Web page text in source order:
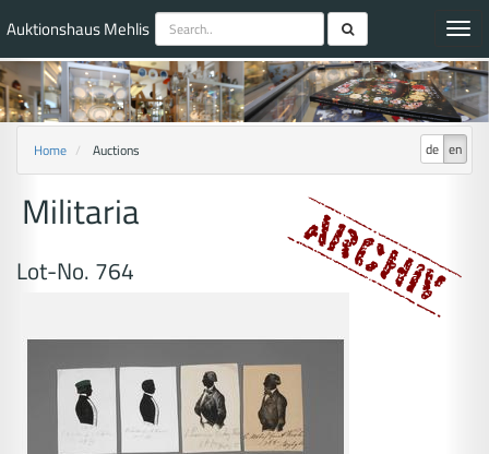
Auktionshaus Mehlis
de en
Home Auctions
Militaria
Lot-No. 764